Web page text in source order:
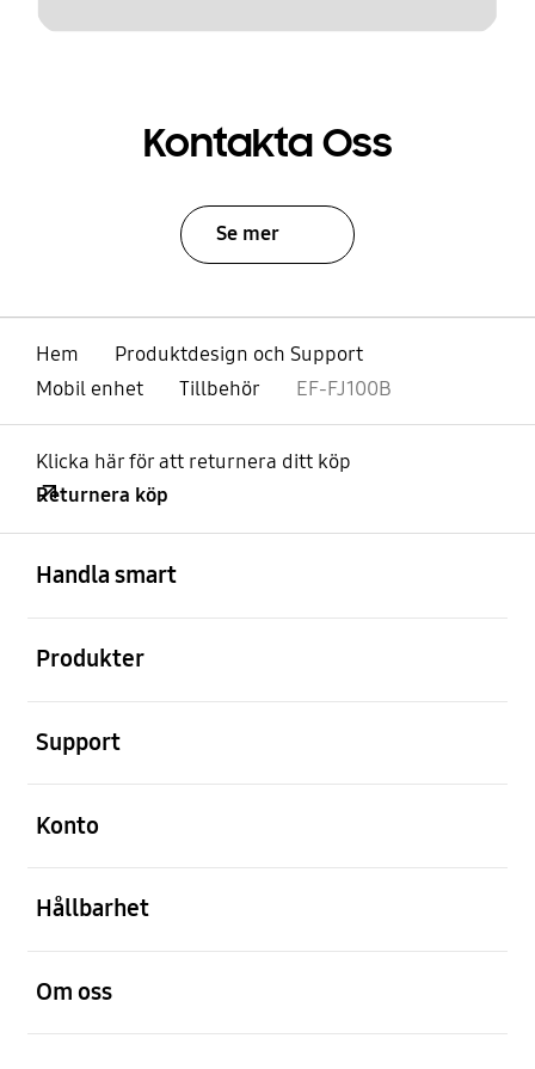
Kontakta Oss
Se mer
Hem
Produktdesign och Support
Mobil enhet
Tillbehör EF-FJ100B
Klicka här för att returnera ditt köp
Returnera köp
Handla smart
Produkter
Support
Konto
Hållbarhet
Om oss